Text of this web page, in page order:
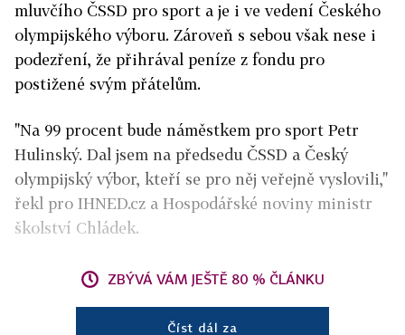
mluvčího ČSSD pro sport a je i ve vedení Českého
olympijského výboru. Zároveň s sebou však nese i
podezření, že přihrával peníze z fondu pro
postižené svým přátelům.
"Na 99 procent bude náměstkem pro sport Petr
Hulinský. Dal jsem na předsedu ČSSD a Český
olympijský výbor, kteří se pro něj veřejně vyslovili,"
řekl pro IHNED.cz a Hospodářské noviny ministr
školství Chládek.
ZBÝVÁ VÁM JEŠTĚ 80 % ČLÁNKU
Číst dál za